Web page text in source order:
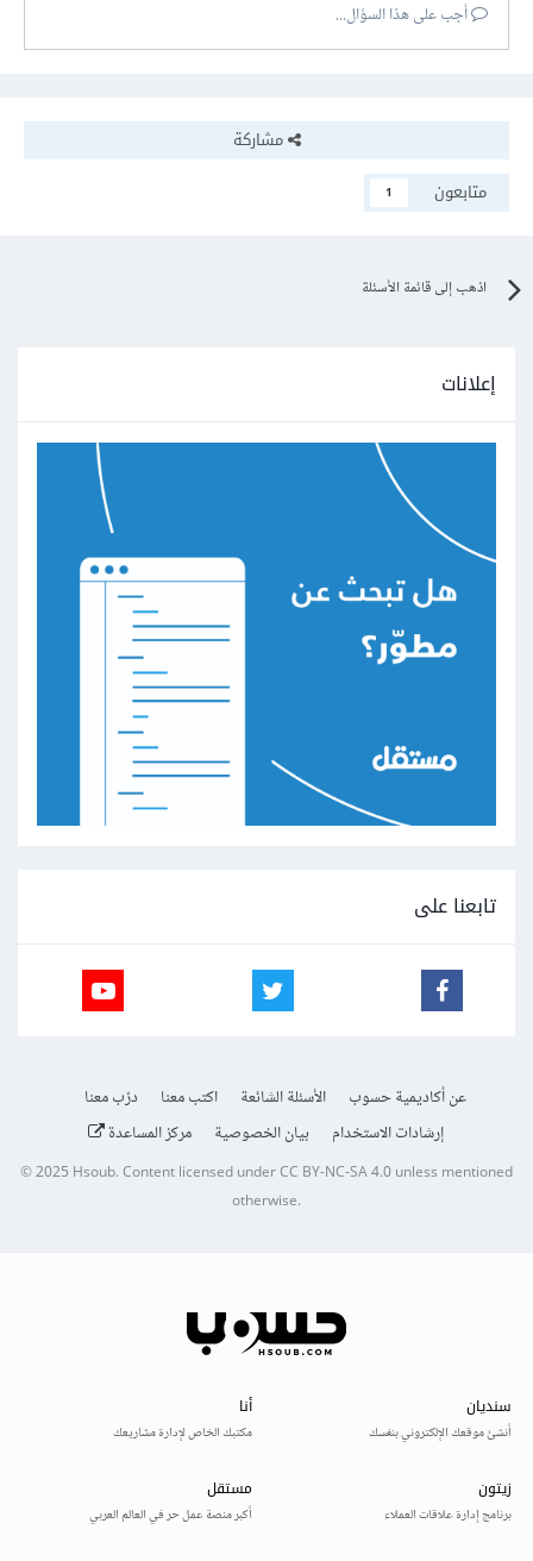
أجب على هذا السؤال...
مشاركة
متابعون
1
اذهب إلى قائمة الأسئلة
إعلانات
تابعنا على
عن أكاديمية حسوب الأسئلة الشائعة اكتب معنا
درّب معنا
إرشادات الاستخدام
بيان الخصوصية مركز المساعدة
© 2025Hsoub.Content licensed underCC BY-NC-SA 4.0unless mentioned
otherwise.